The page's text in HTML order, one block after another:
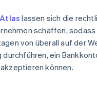
lassen sich die
schaffen, sodass
von überall auf der
durchführen, ein
können.